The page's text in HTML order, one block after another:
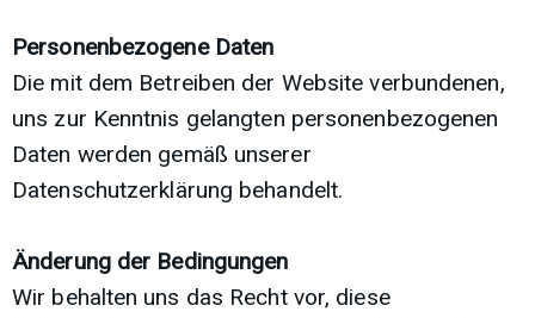
Personenbezogene Daten
Die mit dem Betreiben der Website verbundenen,
uns zur Kenntnis gelangten personenbezogenen
Daten werden gemäß unserer
Datenschutzerklärung behandelt.
Änderung der Bedingungen
Wir behalten uns das Recht vor, diese